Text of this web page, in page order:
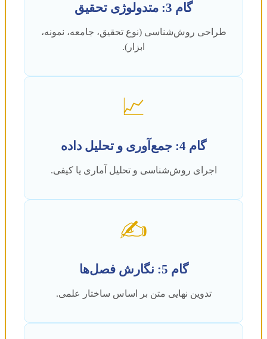
گام 3: متدولوژی تحقیق
طراحی روش‌شناسی (نوع تحقیق، جامعه، نمونه،
ابزار).
📈
گام 4: جمع‌آوری و تحلیل داده
اجرای روش‌شناسی و تحلیل آماری یا کیفی.
✍️
گام 5: نگارش فصل‌ها
تدوین نهایی متن بر اساس ساختار علمی.